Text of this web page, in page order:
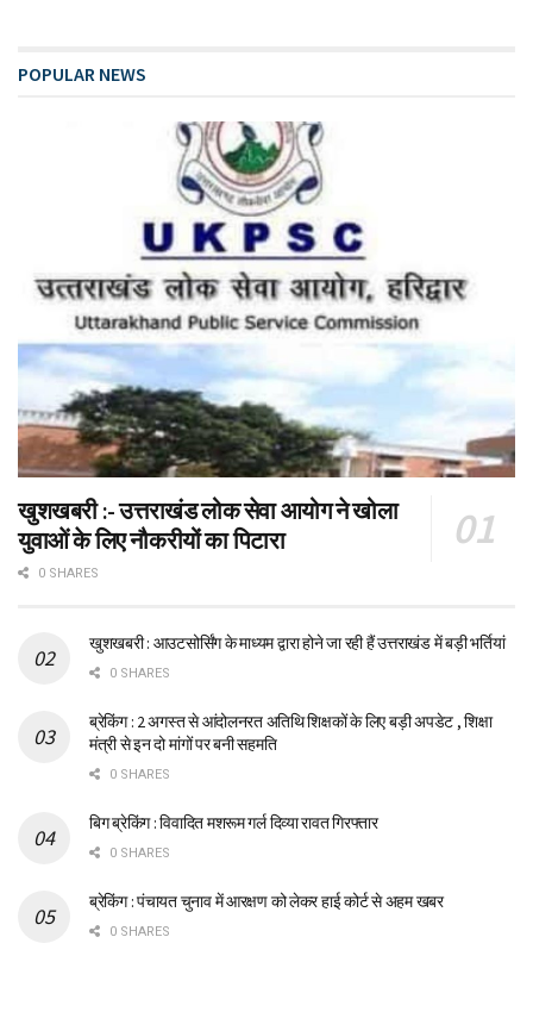
POPULAR NEWS
खुशखबरी :- उत्तराखंड लोक सेवा आयोग ने खोला
युवाओं के लिए नौकरीयों का पिटारा
0 SHARES
खुशखबरी : आउटसोर्सिंग के माध्यम द्वारा होने जा रही हैं उत्तराखंड में बड़ी भर्तियां
0 SHARES
ब्रेकिंग : 2 अगस्त से आंदोलनरत अतिथि शिक्षकों के लिए बड़ी अपडेट , शिक्षा
मंत्री से इन दो मांगों पर बनी सहमति
0 SHARES
बिग ब्रेकिंग : विवादित मशरूम गर्ल दिव्या रावत गिरफ्तार
0 SHARES
ब्रेकिंग : पंचायत चुनाव में आरक्षण को लेकर हाई कोर्ट से अहम खबर
0 SHARES